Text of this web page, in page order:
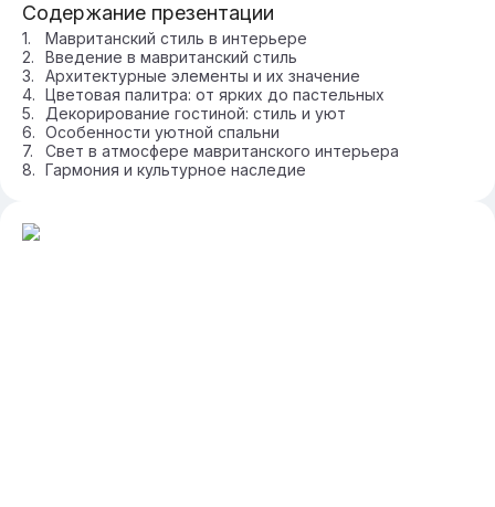
Содержание презентации
Мавританский стиль в интерьере
Введение в мавританский стиль
Архитектурные элементы и их значение
Цветовая палитра: от ярких до пастельных
Декорирование гостиной: стиль и уют
Особенности уютной спальни
Свет в атмосфере мавританского интерьера
Гармония и культурное наследие